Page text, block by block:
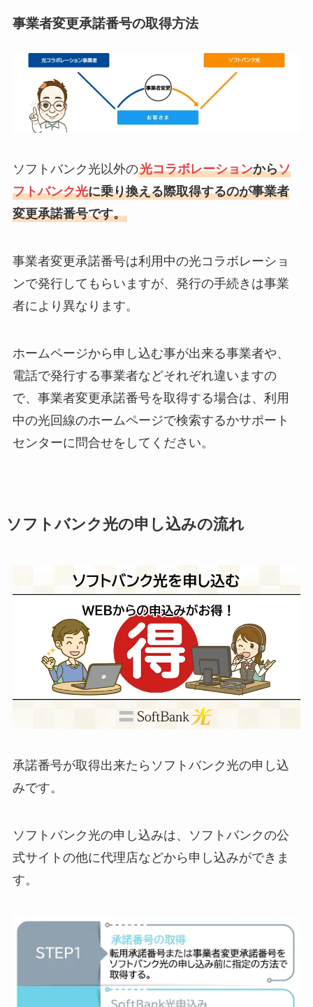
事業者変更承諾番号の取得方法
ソフトバンク光以外の光コラボレーションからソ
フトバンク光に乗り換える際取得するのが事業者
変更承諾番号です。
事業者変更承諾番号は利用中の光コラボレーショ
ンで発行してもらいますが、発行の手続きは事業
者により異なります。
ホームページから申し込む事が出来る事業者や、
電話で発行する事業者などそれぞれ違いますの
で、事業者変更承諾番号を取得する場合は、利用
中の光回線のホームページで検索するかサポート
センターに問合せをしてください。
ソフトバンク光の申し込みの流れ
承諾番号が取得出来たらソフトバンク光の申し込
みです。
ソフトバンク光の申し込みは、ソフトバンクの公
式サイトの他に代理店などから申し込みができま
す。